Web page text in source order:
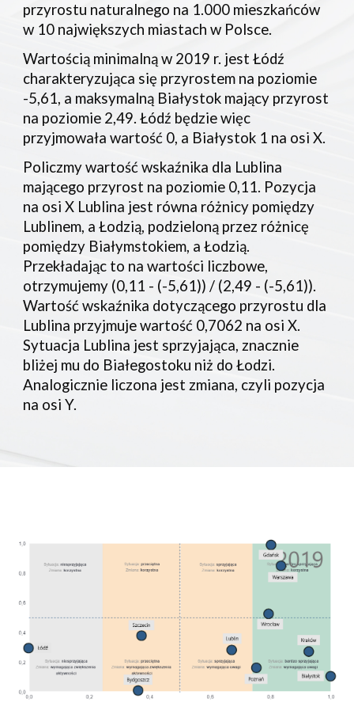
przyrostu naturalnego na 1.000 mieszkańców
w 10 największych miastach w Polsce.
Wartością minimalną w 2019 r. jest Łódź
charakteryzująca się przyrostem na poziomie
-5,61, a maksymalną Białystok mający przyrost
na poziomie 2,49. Łódź będzie więc
przyjmowała wartość 0, a Białystok 1 na osi X.
Policzmy wartość wskaźnika dla Lublina
mającego przyrost na poziomie 0,11. Pozycja
na osi X Lublina jest równa różnicy pomiędzy
Lublinem, a Łodzią, podzieloną przez różnicę
pomiędzy Białymstokiem, a Łodzią.
Przekładając to na wartości liczbowe,
otrzymujemy (0,11 - (-5,61)) / (2,49 - (-5,61)).
Wartość wskaźnika dotyczącego przyrostu dla
Lublina przyjmuje wartość 0,7062 na osi X.
Sytuacja Lublina jest sprzyjająca, znacznie
bliżej mu do Białegostoku niż do Łodzi.
Analogicznie liczona jest zmiana, czyli pozycja
na osi Y.